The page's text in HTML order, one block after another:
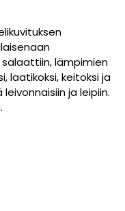
lämpimien
laatikoksi, keitoksi ja
ja leipiin.